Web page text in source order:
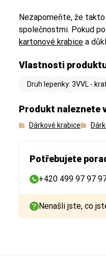
Nezapomeňte, že
společnostmi. Pokud
kartonové krabice a
Vlastnosti
Druh lepenky: 3VVL -
Produkt naleznete
Dárkové krabice
Potřebujete
+420 499 97 97
Nenašli jste, co